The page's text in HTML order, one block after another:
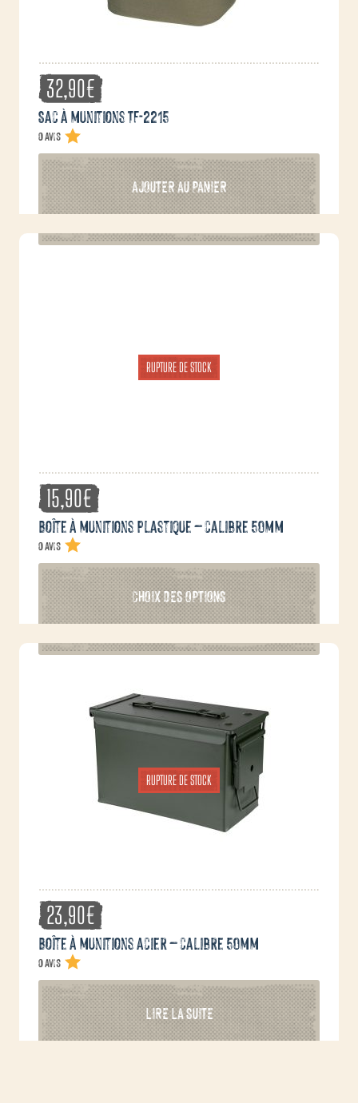
32,90€
Sac à munitions TF-2215
0 avis
AJOUTER AU PANIER
RUPTURE DE STOCK
15,90€
Boîte à munitions plastique – calibre 50mm
0 avis
CHOIX DES OPTIONS
Ce
produit
a
variations.
peuvent
être
choisies
sur
la
page
du
RUPTURE DE STOCK
23,90€
Boîte à munitions acier – calibre 50mm
0 avis
LIRE LA SUITE